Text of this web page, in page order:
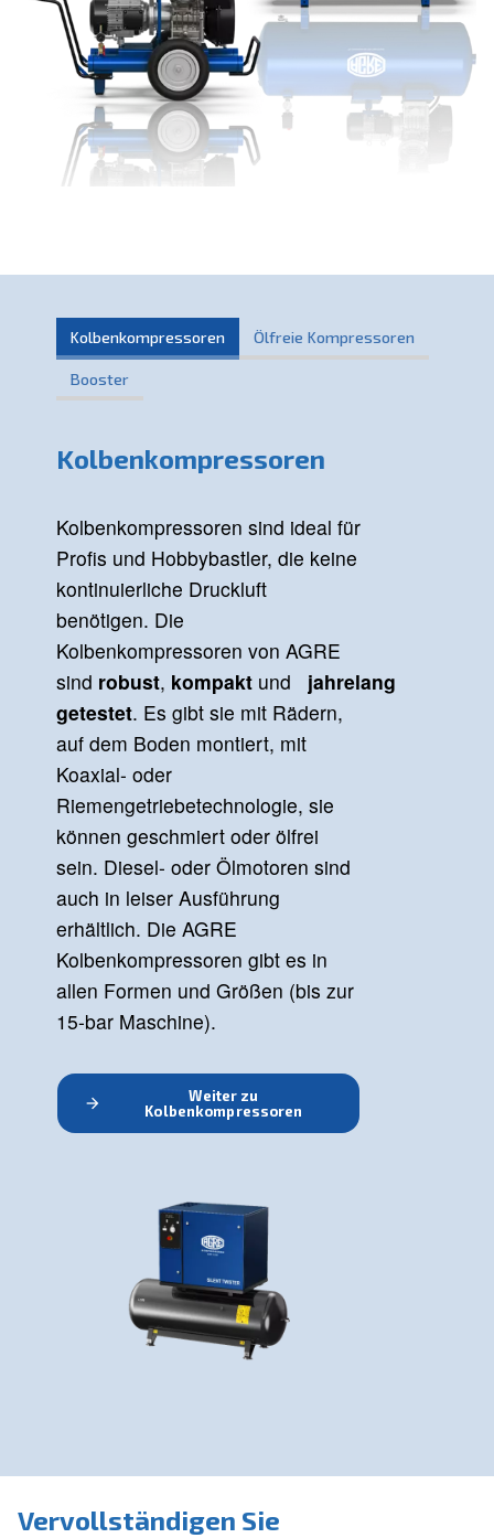
Kolbenkompressoren
Booster
Kolbenkompressoren
Kolbenkompressoren sind ideal für
Profis und Hobbybastler, die keine
kontinuierliche Druckluft
benötigen. Die
Kolbenkompressoren von AGRE
sindrobust,kompakt
getestet. Es gibt sie mit Rädern,
auf dem Boden montiert, mit
können geschmiert oder ölfrei
sein. Diesel- oder Ölmotoren sind
auch in leiser Ausführung
erhältlich. Die AGRE